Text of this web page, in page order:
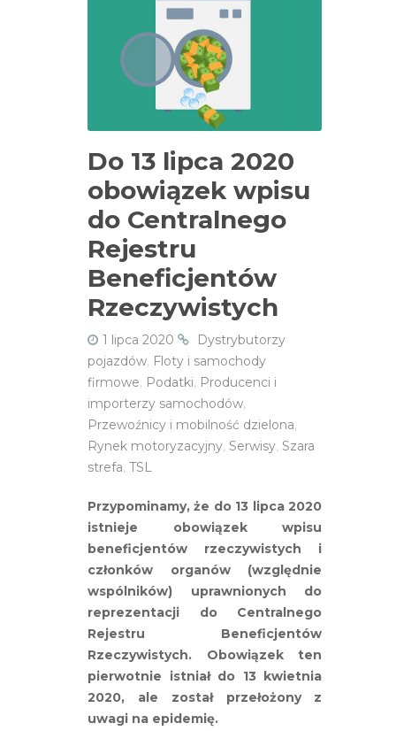
Do 13 lipca 2020
obowiązek wpisu
do Centralnego
Rejestru
Beneficjentów
Rzeczywistych
1 lipca 2020
Dystrybutorzy
pojazdów, Floty i samochody
firmowe, Podatki, Producenci i
importerzy samochodów,
Przewoźnicy i mobilność dzielona,
Rynek motoryzacyjny, Serwisy, Szara
strefa, TSL
Przypominamy, że do 13 lipca 2020
istnieje obowiązek wpisu
beneficjentów rzeczywistych i
członków organów (względnie
wspólników) uprawnionych do
reprezentacji do Centralnego
Rejestru Beneficjentów
Rzeczywistych. Obowiązek ten
pierwotnie istniał do 13 kwietnia
2020, ale został przełożony z
uwagi na epidemię.